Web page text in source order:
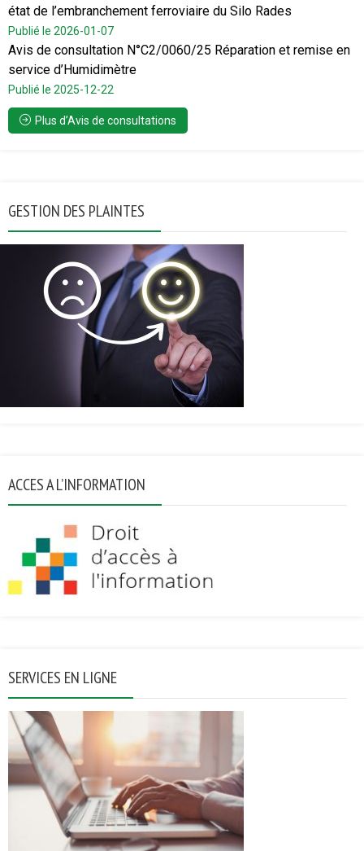
état de l’embranchement ferroviaire du Silo Rades
Publié le 2026-01-07
Avis de consultation N°C2/0060/25 Réparation et remise en
service d’Humidimètre
Publié le 2025-12-22
Plus d’Avis de consultations
GESTION DES PLAINTES
ACCES A L’INFORMATION
SERVICES EN LIGNE